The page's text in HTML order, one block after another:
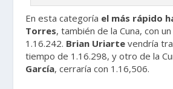
En esta categoría el más rápido
Torres, también de la Cuna, con
1.16.242. Brian Uriarte vendría
tiempo de 1.16.298, y otro de la
García, cerraría con 1.16,506.